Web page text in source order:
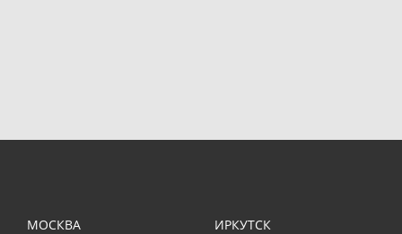
МОСКВА
ИРКУТСК